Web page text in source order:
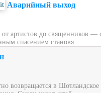
Аварийный выход
артистов до священников —
спасением становя...
возвращается в